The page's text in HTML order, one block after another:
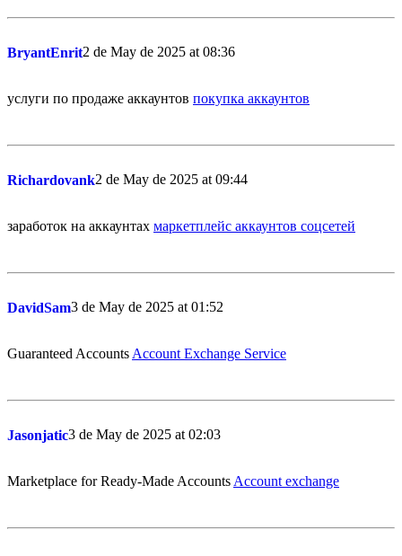
BryantEnrit2 de May de 2025 at 08:36
услуги по продаже аккаунтов покупка аккаунтов
Richardovank2 de May de 2025 at 09:44
заработок на аккаунтах маркетплейс аккаунтов соцсетей
DavidSam3 de May de 2025 at 01:52
Guaranteed Accounts Account Exchange Service
Jasonjatic3 de May de 2025 at 02:03
Marketplace for Ready-Made Accounts Account exchange